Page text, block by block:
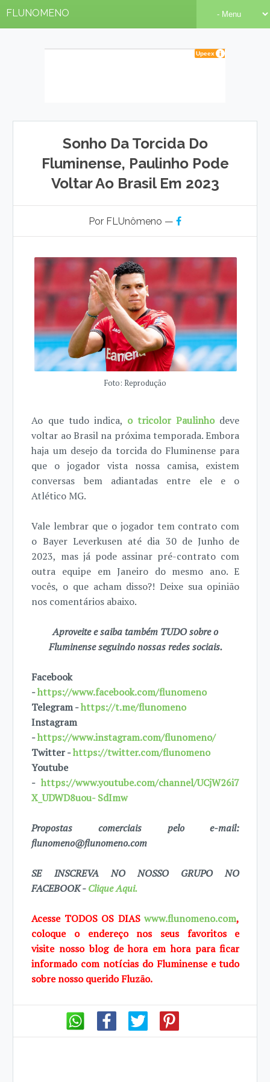
FLUNOMENO
Sonho Da Torcida Do
Fluminense, Paulinho Pode
Voltar Ao Brasil Em 2023
Por FLUnômeno —
Foto: Reprodução
Ao que tudo indica, o tricolor Paulinho deve
voltar ao Brasil na próxima temporada. Embora
haja um desejo da torcida do Fluminense para
que o jogador vista nossa camisa, existem
conversas bem adiantadas entre ele e o
Atlético MG.
Vale lembrar que o jogador tem contrato com
o Bayer Leverkusen até dia 30 de Junho de
2023, mas já pode assinar pré-contrato com
outra equipe em Janeiro do mesmo ano. E
vocês, o que acham disso?! Deixe sua opinião
nos comentários abaixo.
Aproveite e saiba também TUDO sobre o
Fluminense seguindo nossas redes sociais.
Facebook
-https://www.facebook.com/flunomeno
Telegram -https://t.me/flunomeno
Instagram
-https://www.instagram.com/flunomeno/
Twitter -https://twitter.com/flunomeno
Youtube
-https://www.youtube.com/channel/UCjW26i7
X_UDWD8uou- SdImw
Propostas comerciais pelo e-mail:
flunomeno@flunomeno.com
SE INSCREVA NO NOSSO GRUPO NO
FACEBOOK -Clique Aqui.
Acesse TODOS OS DIASwww.flunomeno.com,
coloque o endereço nos seus favoritos e
visite nosso blog dehora em hora para ficar
informado com notícias do Fluminense e tudo
sobrenosso queridoFluzão.